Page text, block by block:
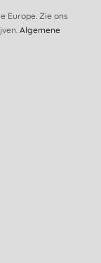
Europe. Zie ons
Algemene